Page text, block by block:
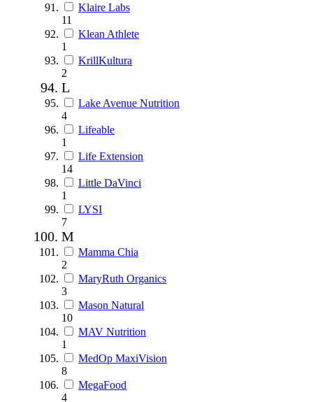
Klaire Labs
11
Klean Athlete
1
KrillKultura
2
L
Lake Avenue Nutrition
4
Lifeable
1
Life Extension
14
Little DaVinci
1
LYSI
7
M
Mamma Chia
2
MaryRuth Organics
3
Mason Natural
10
MAV Nutrition
1
MedOp MaxiVision
8
MegaFood
4